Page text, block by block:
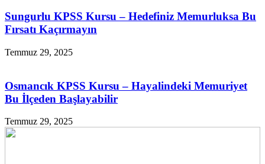
Sungurlu KPSS Kursu – Hedefiniz Memurluksa Bu
Fırsatı Kaçırmayın
Temmuz 29, 2025
Osmancık KPSS Kursu – Hayalindeki Memuriyet
Bu İlçeden Başlayabilir
Temmuz 29, 2025